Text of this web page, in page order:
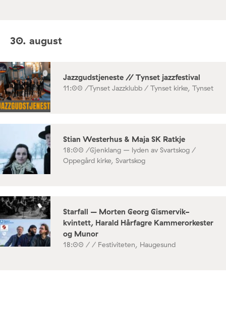
30. august
Jazzgudstjeneste // Tynset jazzfestival
11:00 /Tynset Jazzklubb / Tynset kirke, Tynset
Stian Westerhus & Maja SK Ratkje
18:00 /Gjenklang – lyden av Svartskog /
Oppegård kirke, Svartskog
Starfall – Morten Georg Gismervik-
kvintett, Harald Hårfagre Kammerorkester
og Munor
18:00 / / Festiviteten, Haugesund